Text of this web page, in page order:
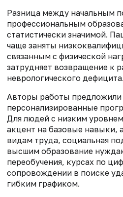
Разница между начальным
профессиональным
статистически значимой.
чаще заняты
связанным с физической
затрудняет возвращение к
неврологического дефицита.
Авторы работы предложили
персонализированные
Для людей с низким
акцент на базовые навыки,
видам труда, социальная
высшим образование
переобучения, курсах по
сопровождении в поиске
гибким графиком.